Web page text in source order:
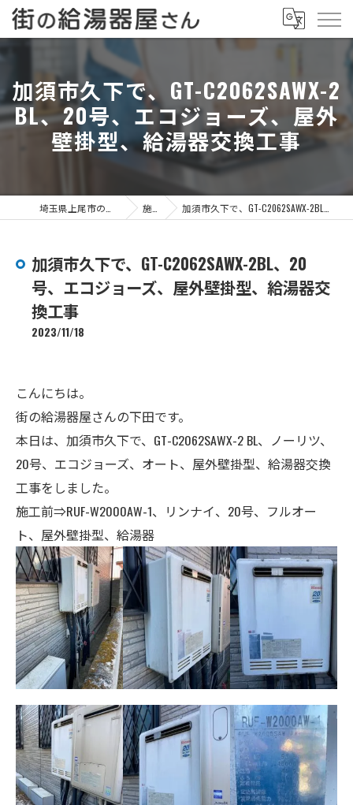
加須市久下で、GT-C2062SAWX-2
BL、20号、エコジョーズ、屋外
壁掛型、給湯器交換工事
施工事例 加須市久下で、GT-C2062SAWX-2BL、20号、エコジョーズ、屋外壁掛型、給湯器交換工事
加須市久下で、GT-C2062SAWX-2BL、20
号、エコジョーズ、屋外壁掛型、給湯器交
換工事
2023/11/18
こんにちは。
街の給湯器屋さんの下田です。
本日は、加須市久下で、GT-C2062SAWX-2 BL、ノーリツ、
20号、エコジョーズ、オート、屋外壁掛型、給湯器交換
工事をしました。
施工前⇒RUF-W2000AW-1、リンナイ、20号、フルオー
ト、屋外壁掛型、給湯器